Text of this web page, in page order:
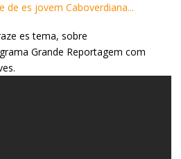
es jovem Caboverdiana...
es tema, sobre
Grande Reportagem com